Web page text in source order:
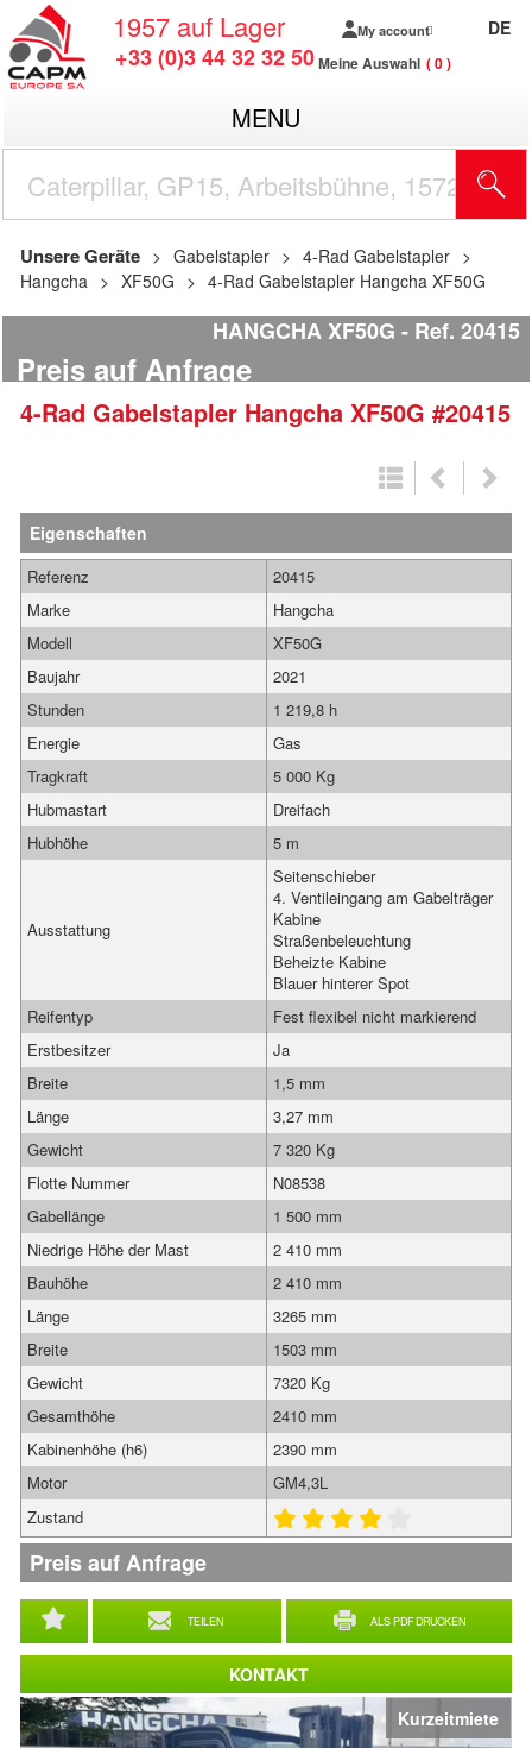
1957 auf Lager
+33 (0)3 44 32 32 50
My account
Meine Auswahl 0
DE
MENU
Unsere Geräte Gabelstapler
4-Rad Gabelstapler
Hangcha
XF50G 4-Rad Gabelstapler Hangcha XF50G
HANGCHA XF50G Ref. 20415
Preis auf Anfrage
4-Rad Gabelstapler Hangcha XF50G #20415
Kurzeitmiete
Eigenschaften
TEILEN ALS PDF DRUCKEN
Referenz
20415
Marke
Hangcha
Modell
XF50G
Baujahr
2021
Stunden
1 219,8 h
Energie
Gas
Tragkraft
5 000 Kg
Hubmastart
Dreifach
Hubhöhe
5 m
Ausstattung
Seitenschieber
4. Ventileingang am Gabelträger
Kabine
Straßenbeleuchtung
Beheizte Kabine
Blauer hinterer Spot
Reifentyp
Fest flexibel nicht markierend
Erstbesitzer
Ja
Breite
1,5 mm
Länge
3,27 mm
Gewicht
7 320 Kg
Flotte Nummer
N08538
Gabellänge
1 500 mm
Niedrige Höhe der Mast
2 410 mm
Bauhöhe
2 410 mm
Länge
3265 mm
Breite
1503 mm
Gewicht
7320 Kg
Gesamthöhe
2410 mm
Kabinenhöhe (h6)
2390 mm
Motor
GM4,3L
Zustand
Preis auf Anfrage
KONTAKT